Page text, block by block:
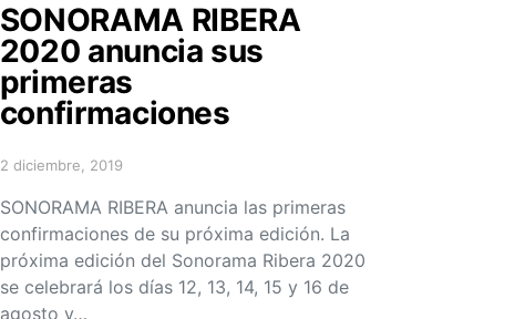
SONORAMA RIBERA
2020 anuncia sus
primeras
confirmaciones
Posted on
2 diciembre, 2019
SONORAMA RIBERA anuncia las primeras
confirmaciones de su próxima edición. La
próxima edición del Sonorama Ribera 2020
se celebrará los días 12, 13, 14, 15 y 16 de
agosto y…